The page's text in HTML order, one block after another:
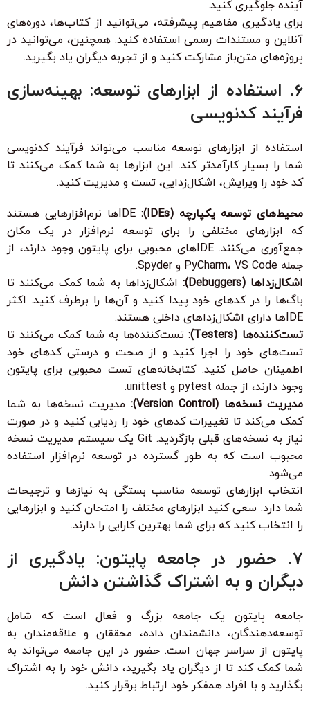
آینده جلوگیری کنید.
برای یادگیری مفاهیم پیشرفته، می‌توانید از کتاب‌ها، دوره‌های
آنلاین و مستندات رسمی استفاده کنید. همچنین، می‌توانید در
پروژه‌های متن‌باز مشارکت کنید و از تجربه دیگران یاد بگیرید.
6. استفاده از ابزارهای توسعه: بهینه‌سازی
فرآیند کدنویسی
استفاده از ابزارهای توسعه مناسب می‌تواند فرآیند کدنویسی
شما را بسیار کارآمدتر کند. این ابزارها به شما کمک می‌کنند تا
کد خود را ویرایش، اشکال‌زدایی، تست و مدیریت کنید.
محیط‌های توسعه یکپارچه (IDEs):
IDEها نرم‌افزارهایی هستند
که ابزارهای مختلفی را برای توسعه نرم‌افزار در یک مکان
جمع‌آوری می‌کنند. IDEهای محبوبی برای پایتون وجود دارند، از
جمله PyCharm، VS Code و Spyder.
اشکال‌زداها (Debuggers):
اشکال‌زداها به شما کمک می‌کنند تا
باگ‌ها را در کدهای خود پیدا کنید و آن‌ها را برطرف کنید. اکثر
IDEها دارای اشکال‌زداهای داخلی هستند.
تست‌کننده‌ها (Testers):
تست‌کننده‌ها به شما کمک می‌کنند تا
تست‌های خود را اجرا کنید و از صحت و درستی کدهای خود
اطمینان حاصل کنید. کتابخانه‌های تست محبوبی برای پایتون
وجود دارند، از جمله pytest و unittest.
مدیریت نسخه‌ها (Version Control):
مدیریت نسخه‌ها به شما
کمک می‌کند تا تغییرات کدهای خود را ردیابی کنید و در صورت
نیاز به نسخه‌های قبلی بازگردید. Git یک سیستم مدیریت نسخه
محبوب است که به طور گسترده در توسعه نرم‌افزار استفاده
می‌شود.
انتخاب ابزارهای توسعه مناسب بستگی به نیازها و ترجیحات
شما دارد. سعی کنید ابزارهای مختلف را امتحان کنید و ابزارهایی
را انتخاب کنید که برای شما بهترین کارایی را دارند.
7. حضور در جامعه پایتون: یادگیری از
دیگران و به اشتراک گذاشتن دانش
جامعه پایتون یک جامعه بزرگ و فعال است که شامل
توسعه‌دهندگان، دانشمندان داده، محققان و علاقه‌مندان به
پایتون از سراسر جهان است. حضور در این جامعه می‌تواند به
شما کمک کند تا از دیگران یاد بگیرید، دانش خود را به اشتراک
بگذارید و با افراد همفکر خود ارتباط برقرار کنید.